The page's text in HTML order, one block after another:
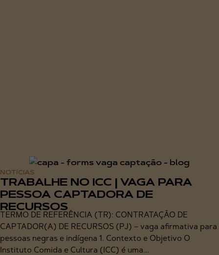
NOTÍCIAS
TRABALHE NO ICC | VAGA PARA
PESSOA CAPTADORA DE
RECURSOS
TERMO DE REFERÊNCIA (TR): CONTRATAÇÃO DE
CAPTADOR(A) DE RECURSOS (PJ) – vaga afirmativa para
pessoas negras e indígena 1. Contexto e Objetivo O
Instituto Comida e Cultura (ICC) é uma...